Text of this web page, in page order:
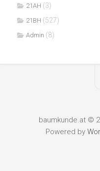
21AH (3)
21BH (527)
Admin (8)
baumkunde.at ©
Powered by